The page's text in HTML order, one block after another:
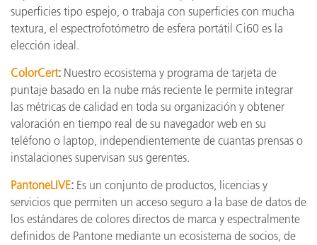
superficies tipo espejo, o trabaja con superficies con mucha
textura, el espectrofotómetro de esfera portátil Ci60 es la
elección ideal.
ColorCert: Nuestro ecosistema y programa de tarjeta de
puntaje basado en la nube más reciente le permite integrar
las métricas de calidad en toda su organización y obtener
valoración en tiempo real de su navegador web en su
teléfono o laptop, independientemente de cuantas prensas o
instalaciones supervisan sus gerentes.
PantoneLIVE: Es un conjunto de productos, licencias y
servicios que permiten un acceso seguro a la base de datos de
los estándares de colores directos de marca y espectralmente
definidos de Pantone mediante un ecosistema de socios, de